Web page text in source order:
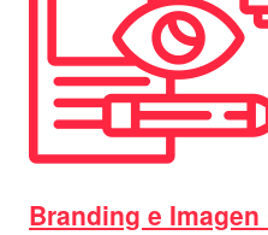
Branding e